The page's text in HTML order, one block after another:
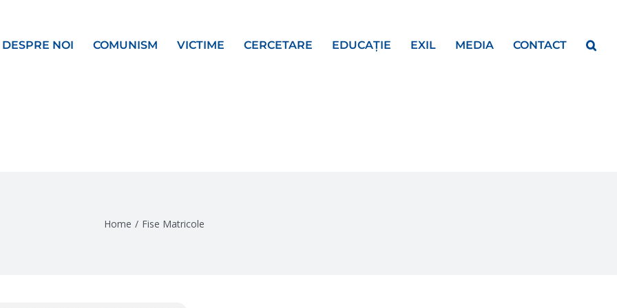
DESPRE NOI COMUNISM VICTIME CERCETARE EDUCAȚIE EXIL MEDIA CONTACT
Home / Fise Matricole